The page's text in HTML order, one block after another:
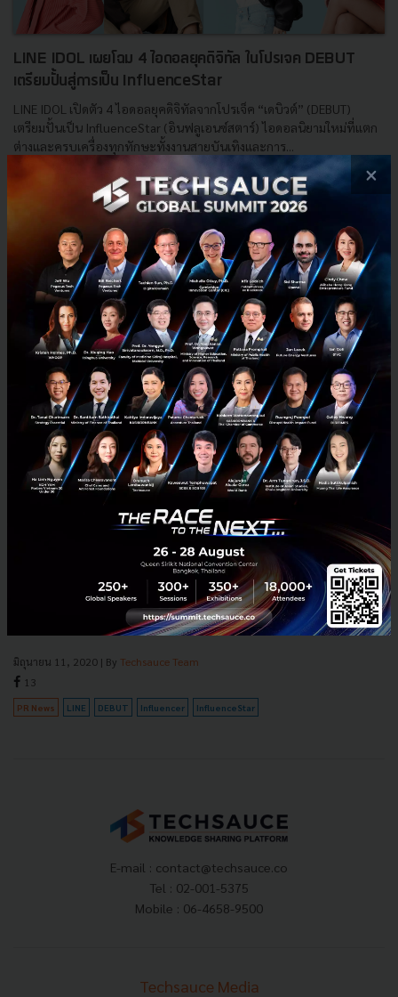
LINE IDOL เผยโฉม 4 ไอดอลยุคดิจิทัล ในโปรเจค DEBUT
เตรียมปั้นสู่การเป็น InfluenceStar
LINE IDOL เปิดตัว 4 ไอดอลยุคดิจิทัลจากโปรเจ็ค “เดบิวต์” (DEBUT)
เตรียมปั้นเป็น InfluenceStar (อินฟลูเอนซ์สตาร์) ไอดอลนิยามใหม่ที่แตก
ต่างและครบเครื่องทุกทักษะทั้งงานสายบันเทิงและการ...
| ByTechsauce Team
LINE
LINE ประเทศไทยผุด DEBUT เดินหน้าปั้นไอดอลยุคดิจิทัล ชิงเงิน
และรางวัลมูลค่ากว่า 5 ล้านบาท
LINE ประเทศไทย ผุดโปรเจ็คยักษ์แห่งปี DEBUT เดบิวต์ ชวนผู้สนใจร่วม
สมัครเวทีเฟ้นหาไอดอลยุคดิจิทัลครั้งแรกของเมืองไทย เพื่อปั้น 3
“InfluenceStar” ไอดอลนิยามใหม่...
มิถุนายน 11, 2020 | By Techsauce Team
13
PR News LINE DEBUT Influencer InfluenceStar
E-mail : contact@techsauce.co
Tel : 02-001-5375
Mobile : 06-4658-9500
Techsauce Media
×